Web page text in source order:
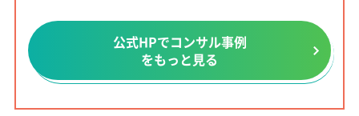
公式HPでコンサル事例
をもっと見る